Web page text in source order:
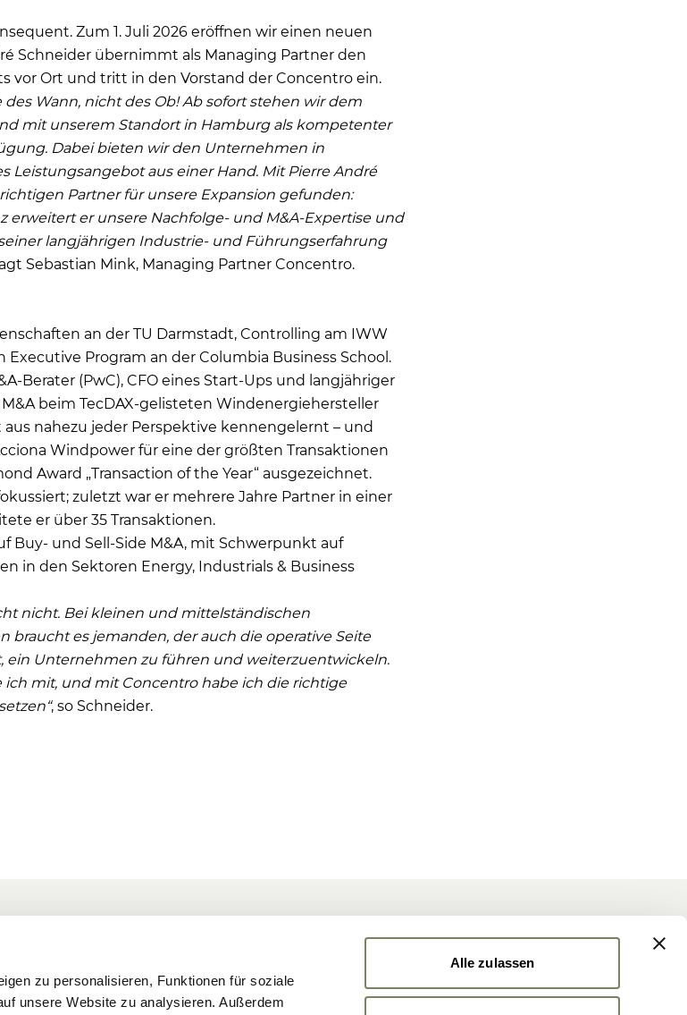
zu personalisieren, Funktionen für soziale
unsere Website zu analysieren. Außerdem
Alle zulassen
Zum 1. Juli 2026 eröffnen wir einen neuen
Schneider übernimmt als Managing Partner den
vor Ort und tritt in den Vorstand der Concentro ein.
Wann, nicht des Ob! Ab sofort stehen wir dem
mit unserem Standort in Hamburg als kompetenter
Dabei bieten wir den Unternehmen in
Leistungsangebot aus einer Hand. Mit Pierre André
Partner für unsere Expansion gefunden:
erweitert er unsere Nachfolge- und M&A-Expertise und
langjährigen Industrie- und Führungserfahrung
Sebastian Mink, Managing Partner Concentro.
an der TU Darmstadt, Controlling am IWW
Program an der Columbia Business School.
Berater (PwC), CFO eines Start-Ups und langjähriger
beim TecDAX-gelisteten Windenergiehersteller
aus nahezu jeder Perspektive kennengelernt – und
Windpower für eine der größten Transaktionen
Award „Transaction of the Year“ ausgezeichnet.
zuletzt war er mehrere Jahre Partner in einer
er über 35 Transaktionen.
Buy- und Sell-Side M&A, mit Schwerpunkt auf
in den Sektoren Energy, Industrials & Business
nicht. Bei kleinen und mittelständischen
braucht es jemanden, der auch die operative Seite
ein Unternehmen zu führen und weiterzuentwickeln.
mit, und mit Concentro habe ich die richtige
, so Schneider.
Wer wir sind
Karriere
Bleiben Sie auf dem Laufenden mit News & Events